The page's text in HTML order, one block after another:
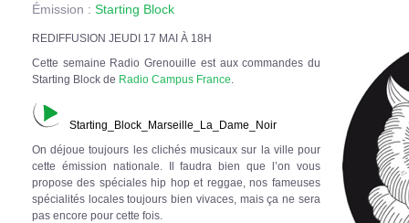
Émission : Starting Block
REDIFFUSION JEUDI 17 MAI À 18H
Cette semaine Radio Grenouille est aux commandes du
Starting Block de Radio Campus France
Starting_Block_Marseille_La_Dame_Noir
On déjoue toujours les clichés musicaux sur la ville pour
cette émission nationale. Il faudra bien que l’on vous
propose des spéciales hip hop et reggae, nos fameuses
spécialités locales toujours bien vivaces, mais ça ne sera
pas encore pour cette fois.